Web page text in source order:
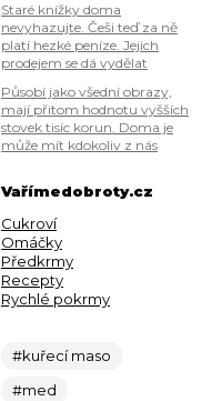
Staré knížky doma
nevyhazujte. Češi teď za ně
platí hezké peníze. Jejich
prodejem se dá vydělat
Působí jako všední obrazy,
mají přitom hodnotu vyšších
stovek tisíc korun. Doma je
může mít kdokoliv z nás
Vařímedobroty.cz
Cukroví
Omáčky
Předkrmy
Recepty
Rychlé pokrmy
#kuřecí maso
#med